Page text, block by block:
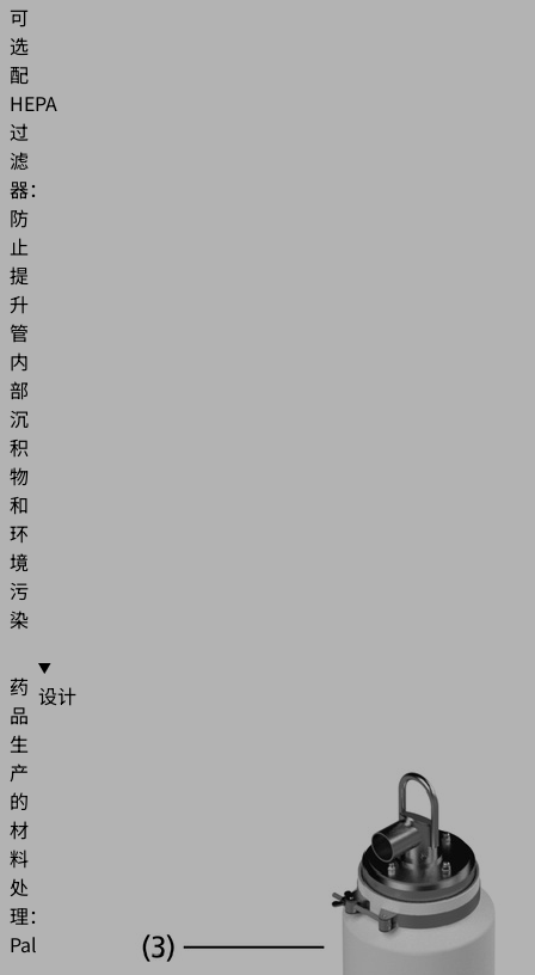
可
选
配
HEPA
过
滤
器：
防
止
提
升
管
内
部
沉
积
物
和
环
境
污
染
药
品
生
产
的
材
料
处
理：
PalPharma
设计